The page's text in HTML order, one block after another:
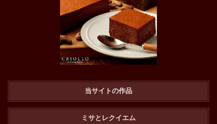
当サイトの作品
ミサとレクイエム